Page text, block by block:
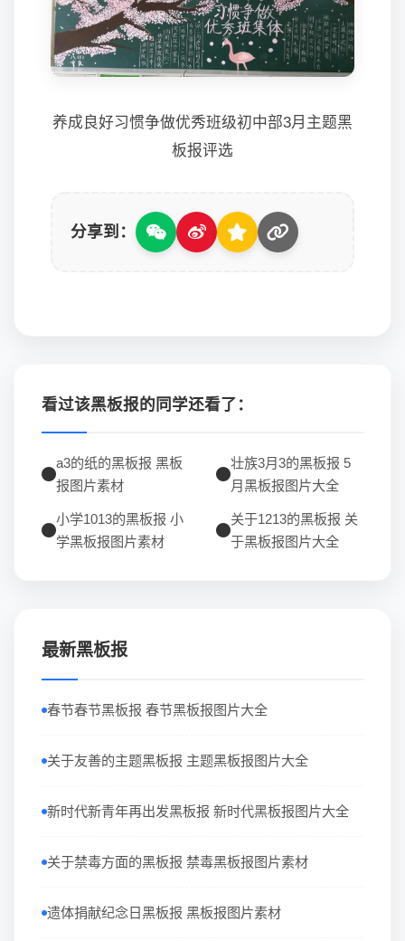
养成良好习惯争做优秀班级初中部3月主题黑
板报评选
分享到：
看过该黑板报的同学还看了：
a3的纸的黑板报 黑板
报图片素材
壮族3月3的黑板报 5
月黑板报图片大全
小学1013的黑板报 小
学黑板报图片素材
关于1213的黑板报 关
于黑板报图片大全
最新黑板报
春节春节黑板报 春节黑板报图片大全
关于友善的主题黑板报 主题黑板报图片大全
新时代新青年再出发黑板报 新时代黑板报图片大全
关于禁毒方面的黑板报 禁毒黑板报图片素材
遗体捐献纪念日黑板报 黑板报图片素材